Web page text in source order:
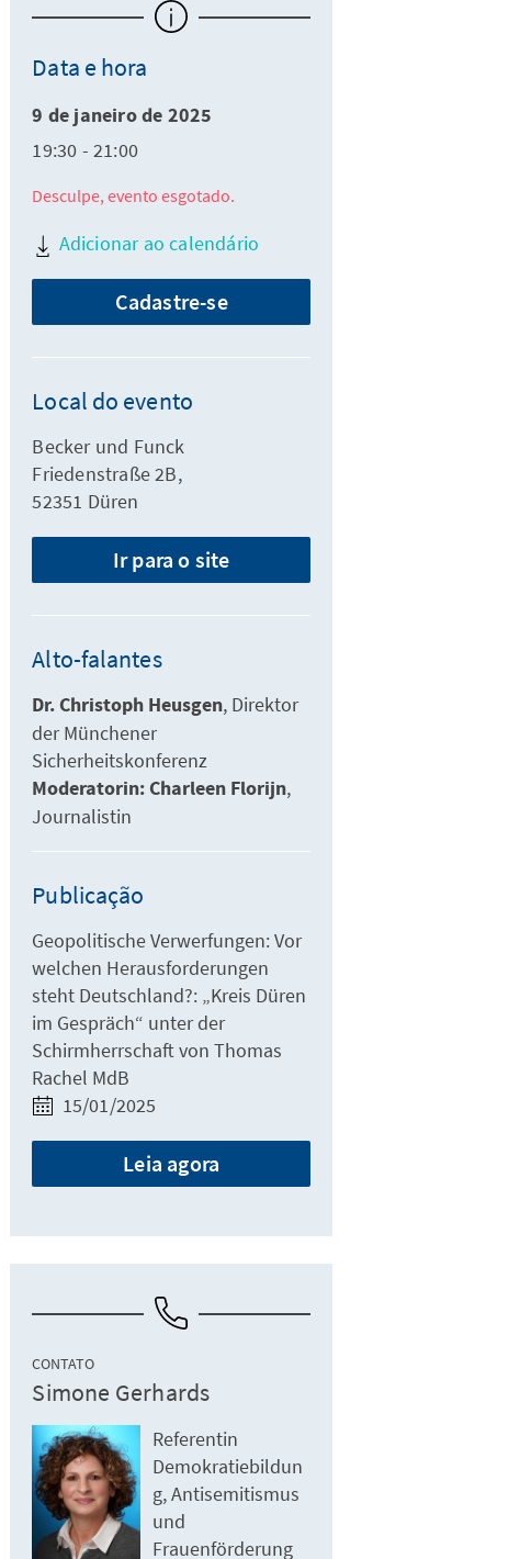
Data e hora
9 de janeiro de 2025
19:30 - 21:00
Desculpe, evento esgotado.
Adicionar ao calendário
Cadastre-se
Local do evento
Becker und Funck
Friedenstraße 2B,
52351 Düren
Ir para o site
Alto-falantes
Dr. Christoph Heusgen Direktor
der Münchener
Sicherheitskonferenz
Moderatorin: Charleen Florijn
Journalistin
Publicação
Geopolitische Verwerfungen: Vor
welchen Herausforderungen
steht Deutschland?: „Kreis Düren
im Gespräch“ unter der
Schirmherrschaft von Thomas
Rachel MdB
15/01/2025
Leia agora
CONTATO
Simone Gerhards
Referentin
Demokratiebildun
g, Antisemitismus
und
Frauenförderung